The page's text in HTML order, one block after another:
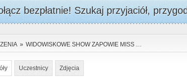
bezpłatnie! Szukaj przyjaciół,
» WIDOWISKOWE SHOW ZAPOWIE MISS …
Uczestnicy Zdjęcia